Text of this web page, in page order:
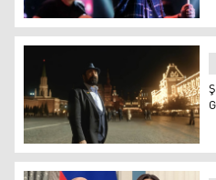
Ünlü İranlı şarkıcı ve
Ünlü Kürt sanatçısı Şivan